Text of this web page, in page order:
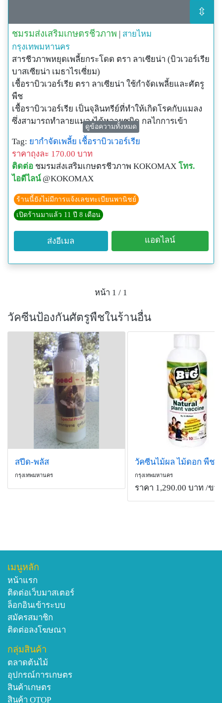
หนอนแปะใบส้ม และ
หนอนม้วนใบข้าว
เหมาะที่จะใช้ในแปลงปลูกผักปลอดสารพิษ และ ใช้
ทดแทนสารเคมีที่ราชการประกาศห้ามใช้ เช่น โคโนโคร
โตฟอส เมวินฟอสและเอ็นโดซัลแฟน เพราะปลอดภัยต่อ
แมลงศัตรูธรรมชาติ เช่น แมลงห้ำ แมลงเบียน ไม่เป็น
อันตรายต่อมนุษย์และปลาตลอดจนไม่มีพิษตกค้างในพืช
และ สิ่งแวดล้อมปลอดภัยต่อผู้ใช้และผู้บริโภค
อัตราการใช้ เชื้อ บีที-โกลด์ 50-80 กรัม ผสมน้ำ 20 ลิตร
ฉีดพ่นให้ทั่ว / หากหนอนระบาดมากให้เพิ่มอัตราเป็น 2
เท่า
สอบถาม/สั่งซื้อ
ชมรมส่งเสริมเกษตรชีวภาพ
LINE ID: @KOKOMAX
เพิ่มเติม https://www.kokomax.com
⇳
ชมรมส่งเสริมเกษตรชีวภาพ
สายไหม
กรุงเทพมหานคร
สารชีวภาพหยุดเพลี้ยกระโดด ตรา ลาเซียน่า (บิวเวอร์เรีย
บาสเซียน่า เมธาไรเซี่ยม)
เชื้อราบิวเวอร์เรีย ตรา ลาเซียน่า ใช้กำจัดเพลี้ยและศัตรู
พืช
เชื้อราบิวเวอร์เรีย เป็นจุลินทรีย์ที่ทำให้เกิดโรคกับแมลง
ซึ่งสามารถทำลายแมลงได้หลายชนิด กลไกการเข้า
ทำลายแมลงของเชื้อบิวเวอร์เรีย คือเมื่อสปอร์ของเชื้อรา
สัมผัสกับผิวของแมลง ในสภาพความชื้นเหมาะสม จะงอก
เส้นใยผ่านสู่ผิวหนังลำตัวแมลง แล้วขยายจำนวนเจริญอยู่
ภายในโดยใช้เนื้อเยื่อของแมลงเป็นอาหาร แมลงจะตาย
ในที่สุด ภายในระยะเวลาต่างๆ ขึ้นอยู่กับ ชนิด ขนาด และ
วัยของแมลงโดยทั่วไปประมาณ 3-10 วัน
ผลิตภัณฑ์เทคโนโลยีชีวภาพชนิดผง มีผลกำจัดเพลี๊ยทุก
ชนิด ไรแดง แมลงหวี่ขาว ได้ผล 100 %
- ประกอบด้วย เชื้อราบิวเวอร์เรีย บาสเซียน่า และเมธาไร
เซี่ยม แอนิโซเฟีย
แมลงเหล่า ด้วงหมัดผัก ทั้งช่วงตัวอ่อนและวัยแก่
- ควรฉีดพ่นให้โดนตัวแมลงศัตรูพืชจะเป็นผลดี
เชื้อราบิวเวอร์เรีย บิวเวอร์เรียแบบซอง 500 กรัม
เชื้อราบิวเวอร์เรีย ลาเซียน่า ใช้ได้กับ เพลี้ยและหนอน
แมลงสิง แมลงเหล่า เพลี้ยแป้ง เพลี้ยไฟ ไรแดง แมลงหวี่
ขาว ด้วงหมัดผัก แมลงศัตรูพืชทุกชนิด ทั้งในนาข้าว สวน
พืชไร่ มันสำปะหลัง ข้าวโพด อ้อย มะม่วง น้อยหน่า ละมุด
ส้ม ฝรั่ง ทับทิม องุ่น ทุเรียน มะละกอ กล้วยไม้ เยบีร่า
กุหลาบ เบญจมาศ ดาวเรือง มะระ มะเขือ แตงโม
ถั่วฝักยาว บวบ พริก
เชื้อราบิวเวอร์เรีย ลาเซียน่า ใช้ป้องกันได้คุ้มค่าปลอดภัย
เชื้อราบิวเวอร์เรีย ... ราคาซองละ 170 บาท / 500 กรัม
ขนาดและวิธีใช้เชื้อราบิวเวอร์เรีย ลาเซียน่า
การระบาด หรือทุกๆ 7-10 วัน
เพิ่มพลังสูงสุดเมื่อใช้ร่วมกับ บีที-โกลด์
ป้องกัน
*ขนาดถุงละ 500 กรัม ราคา 170 บาท จัดส่งฟรี!!
สอบถาม/สั่งซื้อ
ชมรมส่งเสริมเกษตรชีวภาพ
ข้อมูลเพิ่มเติม https://www.kokomax.com
ข้อมูลเพิ่มเติม https://www.kokomax.co.th
ดูข้อความทั้งหมด
Tag: ยากำจัดเพลี้ย เชื้อราบิวเวอร์เรีย
ราคาถุงละ 170.00 บาท
ติดต่อ ชมรมส่งเสริมเกษตรชีวภาพ KOKOMAX โทร.
ไอดีไลน์ @KOKOMAX
ร้านนี้ยังไม่มีการแจ้งเลขทะเบียนพานิชย์
เปิดร้านมาแล้ว 11 ปี 8 เดือน
ส่งอีเมล แอดไลน์
หน้า 1 / 1
วัคซีนป้องกันศัตรูพืชในร้านอื่น
สปีด-พลัส
กรุงเทพมหานคร กรุงเทพมหานคร
ราคา 1,290.00 บาท /ขว
เมนูหลัก
หน้าแรก
ติดต่อเว็บมาสเตอร์
ล็อกอินเข้าระบบ
สมัครสมาชิก
ติดต่อลงโฆษณา
กลุ่มสินค้า
ตลาดต้นไม้
อุปกรณ์การเกษตร
สินค้าเกษตร
สินค้า OTOP